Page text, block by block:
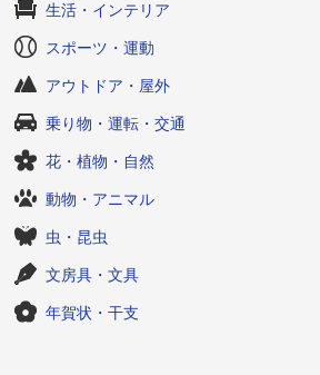
生活・インテリア
スポーツ・運動
アウトドア・屋外
乗り物・運転・交通
花・植物・自然
動物・アニマル
虫・昆虫
文房具・文具
年賀状・干支